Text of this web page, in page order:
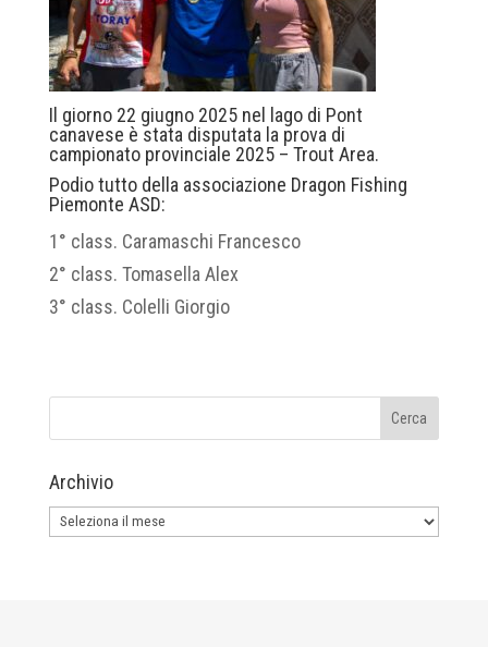
Il giorno 22 giugno 2025 nel lago di Pont
canavese è stata disputata la prova di
campionato provinciale 2025 – Trout Area.
Podio tutto della associazione Dragon Fishing
Piemonte ASD:
1° class. Caramaschi Francesco
2° class. Tomasella Alex
3° class. Colelli Giorgio
Archivio
Archivio